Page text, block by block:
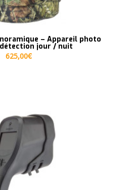
– Appareil photo
jour / nuit
625,00€